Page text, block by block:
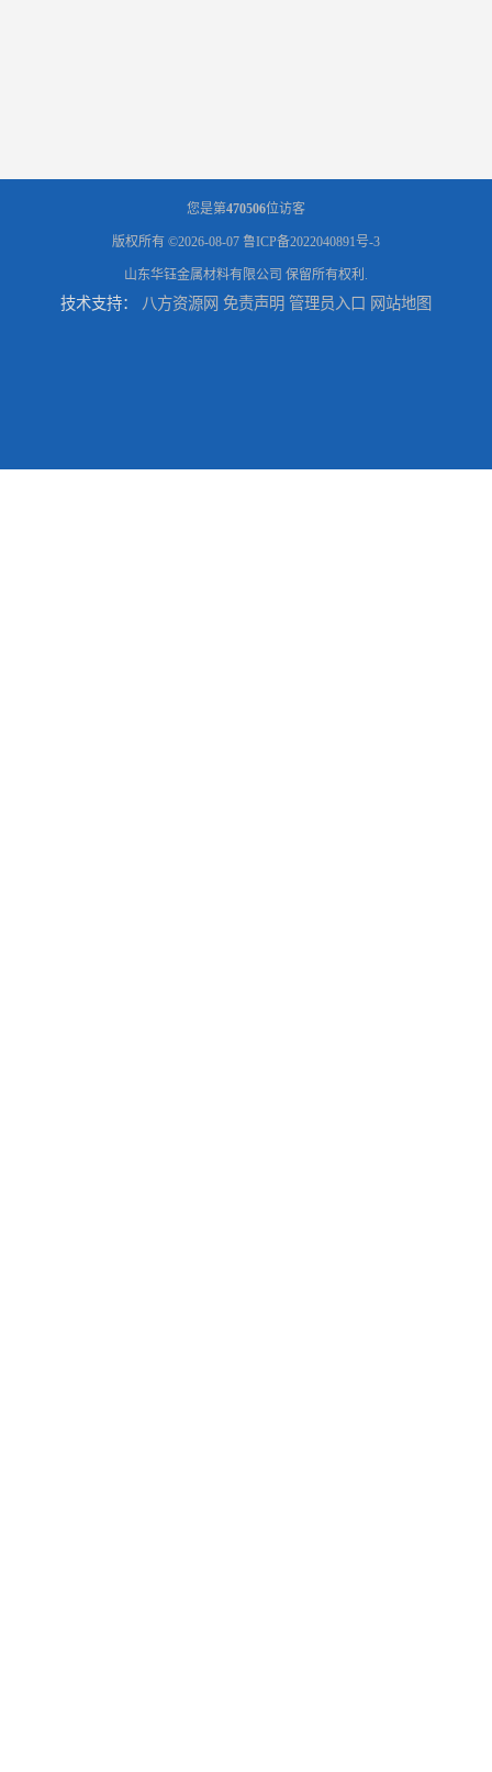
您是第470506位访客
版权所有 ©2026-08-07 鲁ICP备2022040891号-3
山东华钰金属材料有限公司 保留所有权利.
技术支持： 八方资源网 免责声明 管理员入口 网站地图